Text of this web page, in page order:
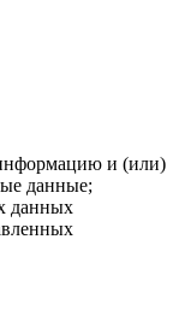
и (или)
данные;
данных